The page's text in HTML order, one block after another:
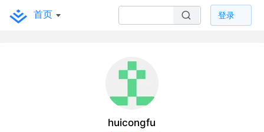
首页 登录
huicongfu